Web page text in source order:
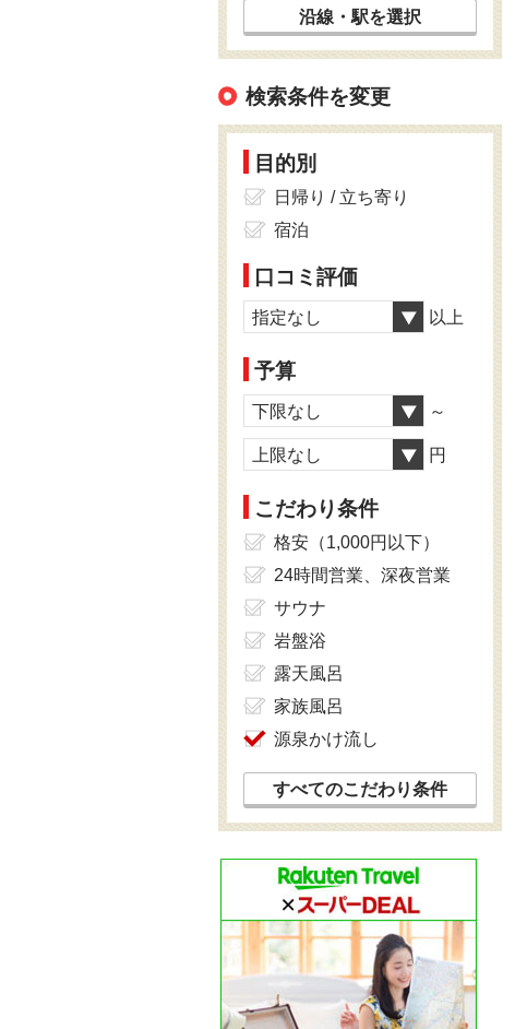
沿線・駅を選択
検索条件を変更
目的別
日帰り / 立ち寄り
宿泊
口コミ評価
指定なし 以上
予算
下限なし ～
上限なし 円
こだわり条件
格安（1,000円以下）
24時間営業、深夜営業
サウナ
岩盤浴
露天風呂
家族風呂
源泉かけ流し
すべてのこだわり条件